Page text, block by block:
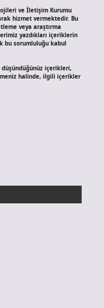
ve İletişim Kurumu
hizmet vermektedir. Bu
veya araştırma
yazdıkları içeriklerin
bu sorumluluğu kabul
düşündüğünüz içerikleri,
halinde, ilgili içerikler